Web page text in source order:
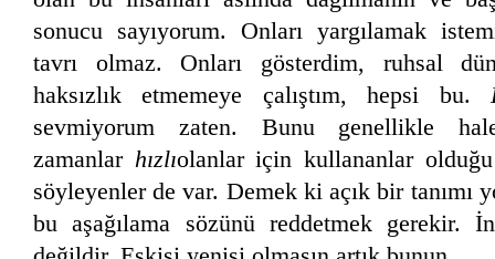
sonucu sayıyorum. Onları yargılamak
tavrı olmaz. Onları gösterdim, ruhsal
haksızlık etmemeye çalıştım, hepsi bu.
sevmiyorum zaten. Bunu genellikle
zamanlar hızlıolanlar için kullananlar
söyleyenler de var. Demek ki açık bir tanımı
bu aşağılama sözünü reddetmek gerekir.